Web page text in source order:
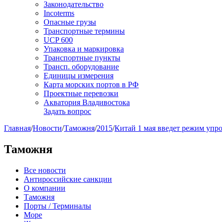
Законодательство
Incoterms
Опасные грузы
Транспортные термины
UCP 600
Упаковка и маркировка
Транспортные пункты
Трансп. оборудование
Единицы измерения
Карта морских портов в РФ
Проектные перевозки
Акватория Владивостока
Задать вопрос
Главная/Новости/Таможня/2015/Китай 1 мая введет режим
Таможня
Все новости
Антироссийские санкции
О компании
Таможня
Порты / Терминалы
Море